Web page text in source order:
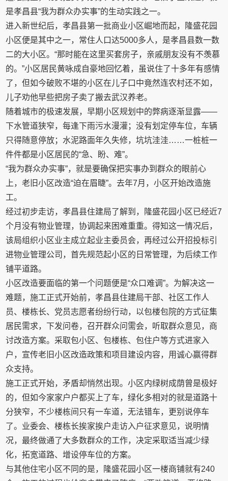
是孝昌县“我为群众办实事”的生动实践之一。
进入新世纪后，孝昌县第一批商业小区崛地而起，隆盛花园
小区便是其中之一，常住人口达5000多人，是孝昌县数一数
二的大小区。“那时能在这里买套房子，亲戚朋友没有不羡慕
的。”小区居民黄咏成自豪地回忆着，虽说住了十多年有感情
了，但如今破败不堪的小区在儿子口中竟然连农村还不如，
儿子劝他早些把房子卖了搬去武汉养老。
随着城市的极速发展，早期小区规划中的弊病逐渐显露——
下水管道狭窄，每逢下雨污水漫灌；没有划定停车位，车辆
只得随意停放；水泥路面年久失修，坑坑洼洼……一桩桩一
件件都是小区居民的“急、盼、难”。
“我为群众办实事”，就是要确保把实事办到群众的眼前心
上，老旧小区改造“迫在眉睫”。去年7月，小区开始改造施
工。
经过初步走访，孝昌县住建局了解到，隆盛花园小区已经近7
个月没有物业管理，协调起来困难重重。得知这一情况后，
该局组织小区业主成立起业主委员会，再经过公开招投标引
进物业管理公司，首先规范起小区的日常管理，为后续工作
铺平道路。
小区改造要面临的第一个问题便是“众口难调”。为解决这一
难题，施工正式开始前，孝昌县住建局干部、社区工作人
员、楼栋长、党员志愿者纷纷行动，以包楼包院的方式征集
居民需求，下发问卷，召开群众问需会，听取群众意见，商
讨改造方案。采取包小区、包楼栋、包住户等方式进家入
户，宣传老旧小区改造政策和项目建设内容，用诚心赢得群
众支持。
施工正式开始，矛盾却悄然出现。小区内绿树成荫曾是极好
的，但如今家家户户都买上了车，绿化多相对的就是道路十
分狭窄，不少楼栋间只有一车道，无法错车，更别说停车
了。业委会、楼栋长挨家挨户走访入户征求意见，说明情
况，最终做通了大多数群众的工作，决定采取适当减少绿
化，拓宽道路、增设停车位的方案。
与其他住宅小区不同的是，隆盛花园小区一楼商铺就有240